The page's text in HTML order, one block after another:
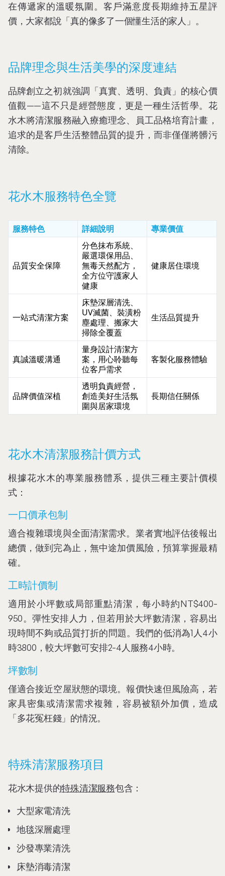
在傳遞家的溫暖氛圍。客戶滿意度長期維持五星評
價，大家都說「真的像多了一個懂生活的家人」。
品牌理念與生活美學的深度連結
品牌創立之初就強調「真實、透明、負責」的核心價
值觀——這不只是經營態度，更是一種生活哲學。花
水木將清潔服務融入療癒理念、員工品格培育計畫，
追求的是客戶生活整體品質的提升，而非僅僅將髒污
清除。
花水木服務特色全覽
服務特色 詳細說明 專業價值
品質安全保障
分色抹布系統、
嚴選環保用品、
無毒天然配方，
全方位守護家人
健康
健康居住環境
一站式清潔方案
床墊深層清洗、
UV滅菌、裝潢粉
塵處理、搬家大
掃除全覆蓋
生活品質提升
真誠溫暖溝通
量身設計清潔方
案，用心聆聽每
位客戶需求
客製化服務體驗
品牌價值深植
透明負責經營，
創造美好生活氛
圍與居家環境
長期信任關係
花水木清潔服務計價方式
根據花水木的專業服務體系，提供三種主要計價模
式：
一口價承包制
適合複雜環境與全面清潔需求。業者實地評估後報出
總價，做到完為止，無中途加價風險，預算掌握最精
確。
工時計價制
適用於小坪數或局部重點清潔，每小時約NT$400-
950。彈性安排人力，但若用於大坪數清潔，容易出
現時間不夠或品質打折的問題。我們的低消為1人4小
時3800，較大坪數可安排2-4人服務4小時。
坪數制
僅適合接近空屋狀態的環境。報價快速但風險高，若
家具密集或清潔需求複雜，容易被額外加價，造成
「多花冤枉錢」的情況。
特殊清潔服務項目
花水木提供的特殊清潔服務包含：
大型家電清洗
地毯深層處理
沙發專業清洗
床墊消毒清潔